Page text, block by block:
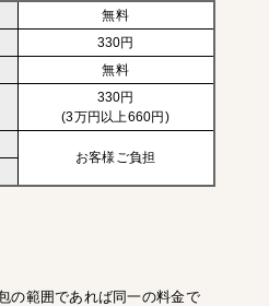
無料
330円
無料
330円
(3万円以上660円)
お客様ご負担
の範囲であれば同一の料金で